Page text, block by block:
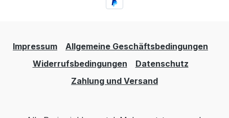
Impressum
Allgemeine Geschäftsbedingungen
Widerrufsbedingungen
Datenschutz
Zahlung und Versand